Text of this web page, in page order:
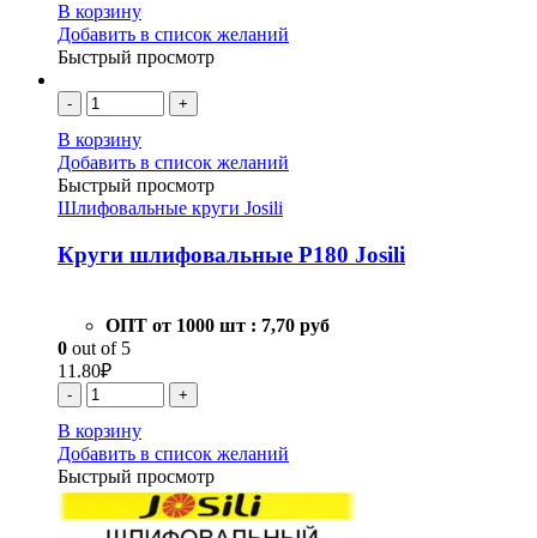
В корзину
Добавить в список желаний
Быстрый просмотр
- +
В корзину
Добавить в список желаний
Быстрый просмотр
Шлифовальные круги Josili
Круги шлифовальные Р180 Josili
ОПТ от 1000 шт : 7,70 руб
0 out of 5
11.80₽
- +
В корзину
Добавить в список желаний
Быстрый просмотр